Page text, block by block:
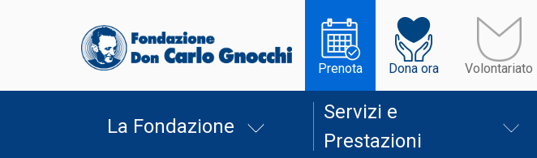
Prenota Dona ora Volontariato
La Fondazione
Servizi e
Prestazioni